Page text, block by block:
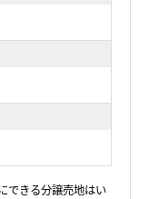
できる分譲売地はい